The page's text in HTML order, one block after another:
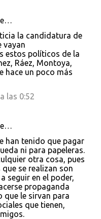
la candidatura de
vayan
estos políticos de la
Ráez, Montoya,
hace un poco más
las 0:52
han tenido que pagar
ni para papeleras.
otra cosa, pues
se realizan son
seguir en el poder,
propaganda
que le sirvan para
que tienen,